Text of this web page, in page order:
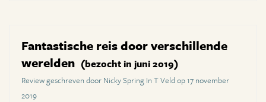
Fantastische reis door verschillende
werelden (bezocht in juni 2019)
Review geschreven door Nicky Spring In T Veld op 17 november
2019